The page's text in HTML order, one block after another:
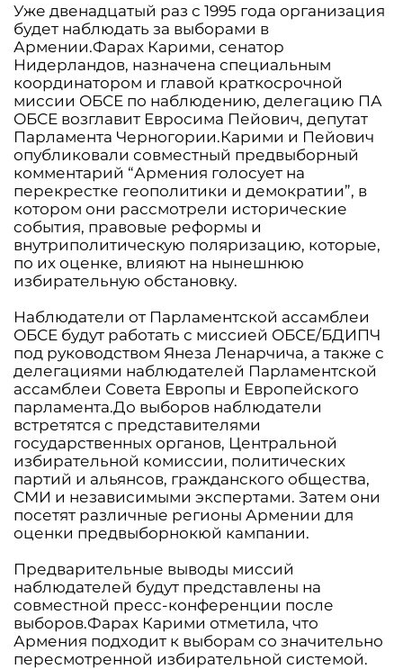
Уже двенадцатый раз с 1995 года организация
будет наблюдать за выборами в
Армении.Фарах Карими, сенатор
Нидерландов, назначена специальным
координатором и главой краткосрочной
миссии ОБСЕ по наблюдению, делегацию ПА
ОБСЕ возглавит Евросима Пейович, депутат
Парламента Черногории.Карими и Пейович
опубликовали совместный предвыборный
комментарий “Армения голосует на
перекрестке геополитики и демократии”, в
котором они рассмотрели исторические
события, правовые реформы и
внутриполитическую поляризацию, которые,
по их оценке, влияют на нынешнюю
избирательную обстановку.
Наблюдатели от Парламентской ассамблеи
ОБСЕ будут работать с миссией ОБСЕ/БДИПЧ
под руководством Янеза Ленарчича, а также с
делегациями наблюдателей Парламентской
ассамблеи Совета Европы и Европейского
парламента.До выборов наблюдатели
встретятся с представителями
государственных органов, Центральной
избирательной комиссии, политических
партий и альянсов, гражданского общества,
СМИ и независимыми экспертами. Затем они
посетят различные регионы Армении для
оценки предвыборнокюй кампании.
Предварительные выводы миссий
наблюдателей будут представлены на
совместной пресс-конференции после
выборов.Фарах Карими отметила, что
Армения подходит к выборам со значительно
пересмотренной избирательной системой.